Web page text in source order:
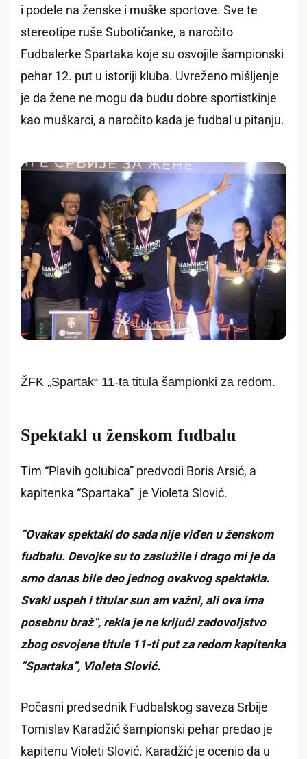
i podele na ženske i muške sportove. Sve te
stereotipe ruše Subotičanke, a naročito
Fudbalerke Spartaka koje su osvojile šampionski
pehar 12. put u istoriji kluba. Uvreženo mišljenje
je da žene ne mogu da budu dobre sportistkinje
kao muškarci, a naročito kada je fudbal u pitanju.
ŽFK „Spartak“ 11-ta titula šampionki za redom.
Spektakl u ženskom fudbalu
Tim “Plavih golubica” predvodi Boris Arsić, a
kapitenka “Spartaka” je Violeta Slović.
“Ovakav spektakl do sada nije viđen u ženskom
fudbalu. Devojke su to zaslužile i drago mi je da
smo danas bile deo jednog ovakvog spektakla.
Svaki uspeh i titular sun am važni, ali ova ima
posebnu braž”, rekla je ne krijući zadovoljstvo
zbog osvojene titule 11-ti put za redom kapitenka
“Spartaka”, Violeta Slović.
Počasni predsednik Fudbalskog saveza Srbije
Tomislav Karadžić šampionski pehar predao je
kapitenu Violeti Slović. Karadžić je ocenio da u